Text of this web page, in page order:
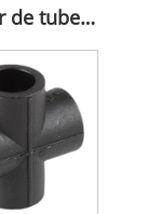
Reductor de tubería de HDPE resistente a la corrosión